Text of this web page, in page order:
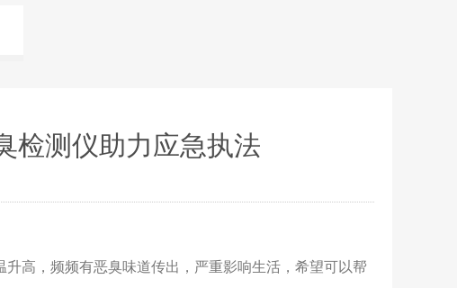
检测仪助力应急执法
高，频频有恶臭味道传出，严重影响生活，希望可以帮